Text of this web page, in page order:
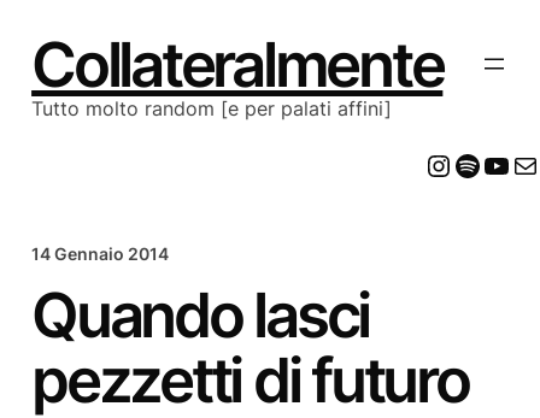
contenuto
Collateralmente
Tutto molto random [e per palati affini]
14 Gennaio 2014
Quando lasci
pezzetti di futuro